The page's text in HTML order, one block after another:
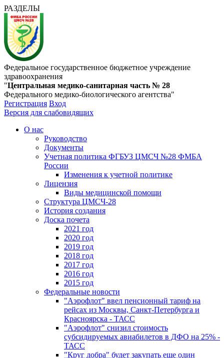
РАЗДЕЛЫ
Федеральное государственное бюджетное учреждение
здравоохранения
"Центральная медико-санитарная часть № 28
Федерального медико-биологического агентства"
Регистрация Вход
Версия для слабовидящих
О нас
Руководство
Документы
Учетная политика ФГБУЗ ЦМСЧ №28 ФМБА
России
Изменения к учетной политике
Лицензия
Виды медицинской помощи
Структура ЦМСЧ-28
История создания
Доска почета
2021 год
2020 год
2019 год
2018 год
2017 год
2016 год
2015 год
Федеральные новости
"Аэрофлот" ввел пенсионный тариф на
рейсах из Москвы, Санкт-Петербурга и
Красноярска - ТАСС
"Аэрофлот" снизил стоимость
субсидируемых авиабилетов в ДФО на 25% -
ТАСС
"Круг добра" будет закупать еще один